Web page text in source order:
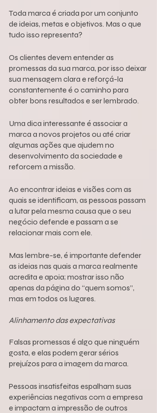
Toda marca é criada por um conjunto
de ideias, metas e objetivos. Mas o que
tudo isso representa?
Os clientes devem entender as
promessas da sua marca, por isso deixar
sua mensagem clara e reforçá-la
constantemente é o caminho para
obter bons resultados e ser lembrado.
Uma dica interessante é associar a
marca a novos projetos ou até criar
algumas ações que ajudem no
desenvolvimento da sociedade e
reforcem a missão.
Ao encontrar ideias e visões com as
quais se identificam, as pessoas passam
a lutar pela mesma causa que o seu
negócio defende e passam a se
relacionar mais com ele.
Mas lembre-se, é importante defender
as ideias nas quais a marca realmente
acredita e apoia; mostrar isso não
apenas da página do “quem somos”,
mas em todos os lugares.
Alinhamento das expectativas
Falsas promessas é algo que ninguém
gosta, e elas podem gerar sérios
prejuízos para a imagem da marca.
Pessoas insatisfeitas espalham suas
experiências negativas com a empresa
e impactam a impressão de outros